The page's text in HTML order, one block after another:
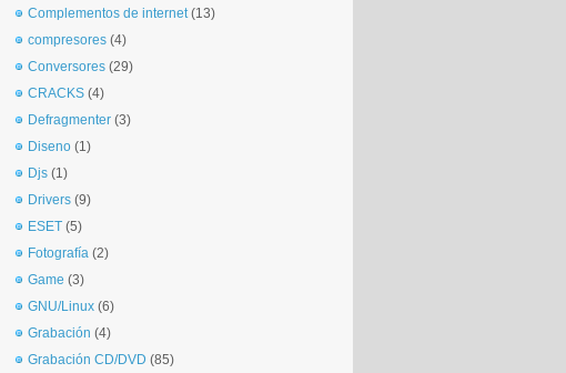
Complementos de internet (13)
compresores (4)
Conversores (29)
CRACKS (4)
Defragmenter (3)
Diseno (1)
Djs (1)
Drivers (9)
ESET (5)
Fotografía (2)
Game (3)
GNU/Linux (6)
Grabación (4)
Grabación CD/DVD (85)